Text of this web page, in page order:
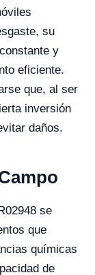
su
y
eficiente.
que, al ser
inversión
daños.
se
que
químicas
de